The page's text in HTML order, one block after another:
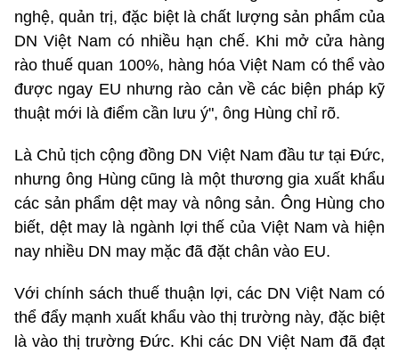
nghệ, quản trị, đặc biệt là chất lượng sản phẩm của
DN Việt Nam có nhiều hạn chế. Khi mở cửa hàng
rào thuế quan 100%, hàng hóa Việt Nam có thể vào
được ngay EU nhưng rào cản về các biện pháp kỹ
thuật mới là điểm cần lưu ý", ông Hùng chỉ rõ.
Là Chủ tịch cộng đồng DN Việt Nam đầu tư tại Đức,
nhưng ông Hùng cũng là một thương gia xuất khẩu
các sản phẩm dệt may và nông sản. Ông Hùng cho
biết, dệt may là ngành lợi thế của Việt Nam và hiện
nay nhiều DN may mặc đã đặt chân vào EU.
Với chính sách thuế thuận lợi, các DN Việt Nam có
thể đẩy mạnh xuất khẩu vào thị trường này, đặc biệt
là vào thị trường Đức. Khi các DN Việt Nam đã đạt